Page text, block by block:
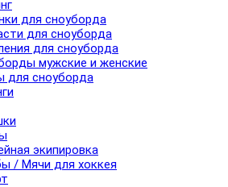
для сноуборда
для сноуборда
для сноуборда
мужские и женские
для сноуборда
экипировка
/ Мячи для хоккея